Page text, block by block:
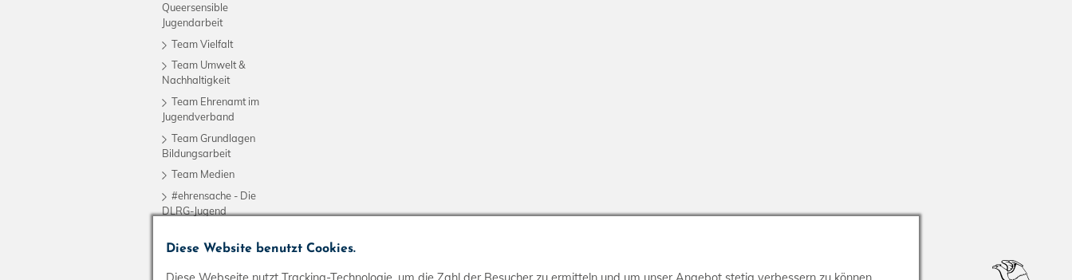
Diese Website benutzt Cookies.
Queersensible
Jugendarbeit
Team Vielfalt
Team Umwelt &
Nachhaltigkeit
Team Ehrenamt im
Jugendverband
Team Grundlagen
Bildungsarbeit
Team Medien
#ehrensache - Die
DLRG-Jugend